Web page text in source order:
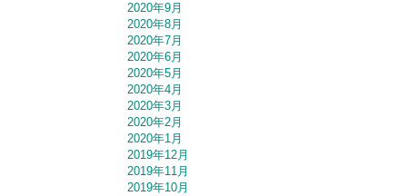
2020年9月
2020年8月
2020年7月
2020年6月
2020年5月
2020年4月
2020年3月
2020年2月
2020年1月
2019年12月
2019年11月
2019年10月